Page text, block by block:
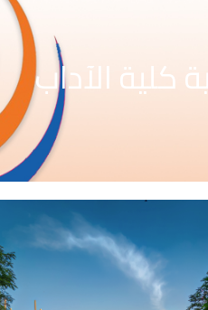
كلية الآداب